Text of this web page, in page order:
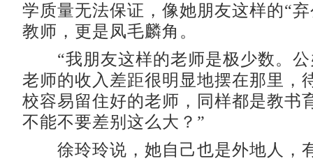
学质量无法保证，像她朋友这样的“
教师，更是凤毛麟角。
“我朋友这样的老师是极少数。公
老师的收入差距很明显地摆在那里，
校容易留住好的老师，同样都是教书
不能不要差别这么大？”
徐玲玲说，她自己也是外地人，